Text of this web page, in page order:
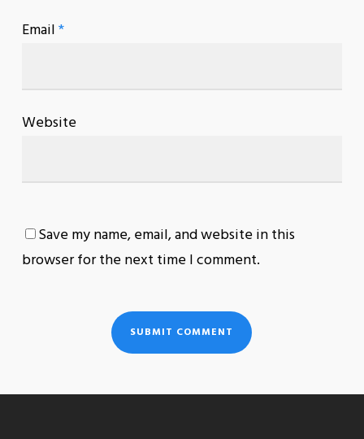
Email*
Website
Save my name, email, and website in this
browser for the next time I comment.